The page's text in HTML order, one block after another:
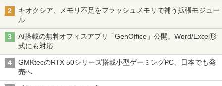
高画質 デュアルモニター サブモニター
ポータブルモニター ゲーミングモニター
pc ミニPC iPhone対応
キオクシア、メモリ不足をフラッシュメモリで補う拡張モジュー
ル
AI搭載の無料オフィスアプリ「GenOffice」公開。Word/Excel形
式にも対応
GMKtecのRTX 50シリーズ搭載小型ゲーミングPC、日本でも発
売へ